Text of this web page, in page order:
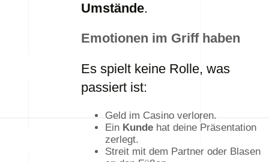
Umstände.
Emotionen im Griff haben
Es spielt keine Rolle, was
passiert ist:
Geld im Casino verloren.
Ein Kunde hat deine Präsentation
zerlegt.
Streit mit dem Partner oder Blasen